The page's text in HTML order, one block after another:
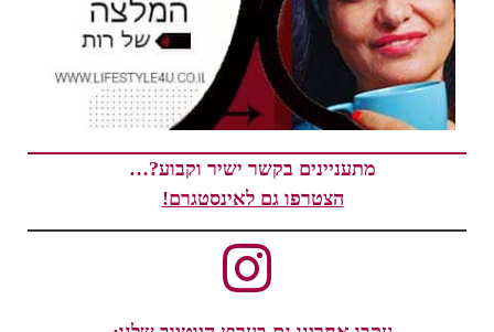
מתעניינים בקשר ישיר וקבוע?…
הצטרפו גם לאינסטגרם!